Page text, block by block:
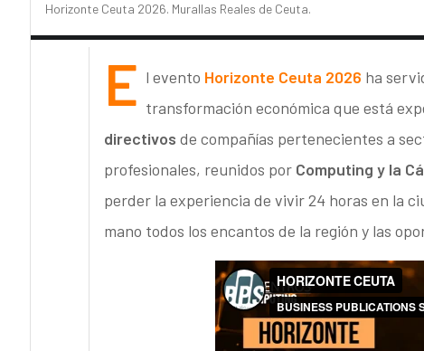
Horizonte Ceuta 2026. Murallas Reales de Ceuta.
E l evento Horizonte Ceuta 2026 ha
transformación económica que está
directivos de compañías pertenecientes a
profesionales, reunidos por Computing y la
perder la experiencia de vivir 24 horas en la
mano todos los encantos de la región y las